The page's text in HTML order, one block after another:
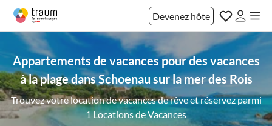
Devenez hôte
Appartements de vacances pour des vacances
à la plage dans Schoenau sur la mer des Rois
Trouvez votre location de vacances de rêve et réservez parmi
1 Locations de Vacances